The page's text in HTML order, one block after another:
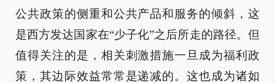
公共政策的侧重和公共产品和服务的倾斜，这
是西方发达国家在“少子化”之后所走的路径。但
值得关注的是，相关刺激措施一旦成为福利政
策，其边际效益常常是递减的。这也成为诸如